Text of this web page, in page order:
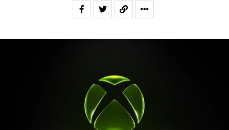
Flipboard
Whatsapp
Email